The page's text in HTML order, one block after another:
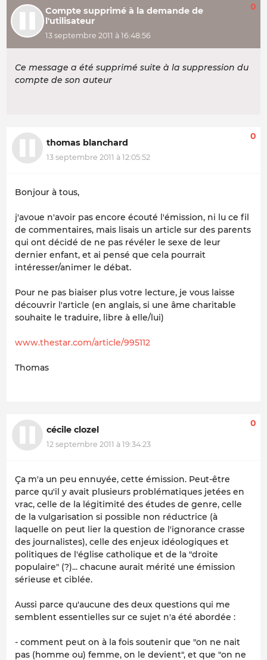
Compte supprimé à la demande de
l'utilisateur
13 septembre 2011 à 16:48:56
0
Ce message a été supprimé suite à la suppression du
compte de son auteur
thomas blanchard
13 septembre 2011 à 12:05:52
0
Bonjour à tous,
j'avoue n'avoir pas encore écouté l'émission, ni lu ce fil
de commentaires, mais lisais un article sur des parents
qui ont décidé de ne pas révéler le sexe de leur
dernier enfant, et ai pensé que cela pourrait
intéresser/animer le débat.
Pour ne pas biaiser plus votre lecture, je vous laisse
découvrir l'article (en anglais, si une âme charitable
souhaite le traduire, libre à elle/lui)
www.thestar.com/article/995112
Thomas
cécile clozel
12 septembre 2011 à 19:34:23
0
Ça m'a un peu ennuyée, cette émission. Peut-être
parce qu'il y avait plusieurs problématiques jetées en
vrac, celle de la légitimité des études de genre, celle
de la vulgarisation si possible non réductrice (à
laquelle on peut lier la question de l'ignorance crasse
des journalistes), celle des enjeux idéologiques et
politiques de l'église catholique et de la "droite
populaire" (?)... chacune aurait mérité une émission
sérieuse et ciblée.
Aussi parce qu'aucune des deux questions qui me
semblent essentielles sur ce sujet n'a été abordée :
- comment peut on à la fois soutenir que "on ne nait
pas (homme ou) femme, on le devient", et que "on ne